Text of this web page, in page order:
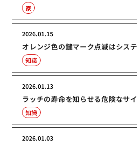
家
オレンジ色の鍵マーク点滅はシス
2026.01.15
知識
ラッチの寿命を知らせる危険なサ
2026.01.13
知識
2026.01.03